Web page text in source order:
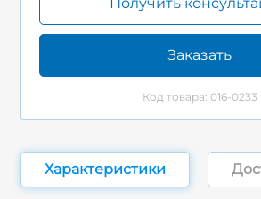
Получить
Заказать
Код товара: 016-0233
Характеристики